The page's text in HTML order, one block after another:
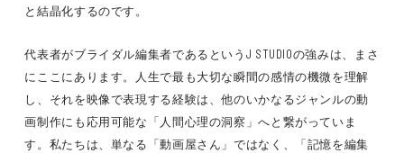
と結晶化するのです。
代表者がブライダル編集者であるというJ STUDIOの強みは、まさ
にここにあります。人生で最も大切な瞬間の感情の機微を理解
し、それを映像で表現する経験は、他のいかなるジャンルの動
画制作にも応用可能な「人間心理の洞察」へと繋がっていま
す。私たちは、単なる「動画屋さん」ではなく、「記憶を編集